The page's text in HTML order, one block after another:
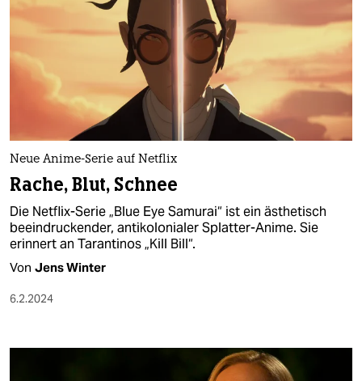
Neue Anime-Serie auf Netflix
Rache, Blut, Schnee
Die Netflix-Serie „Blue Eye Samurai“ ist ein ästhetisch
beeindruckender, antikolonialer Splatter-Anime. Sie
erinnert an Tarantinos „Kill Bill“.
Von Jens Winter
6.2.2024